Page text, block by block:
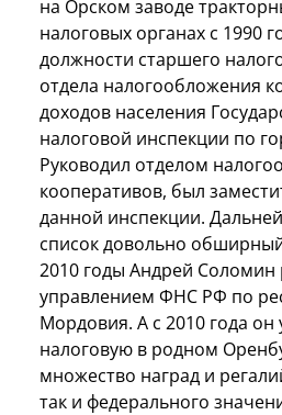
на Орском заводе
налоговых органах с 1990
должности старшего
отдела налогообложения
доходов населения
налоговой инспекции по
Руководил отделом
кооперативов, был
данной инспекции.
список довольно
2010 годы Андрей Соломин
управлением ФНС РФ по
Мордовия. А с 2010 года он
налоговую в родном
множество наград и
так и федерального